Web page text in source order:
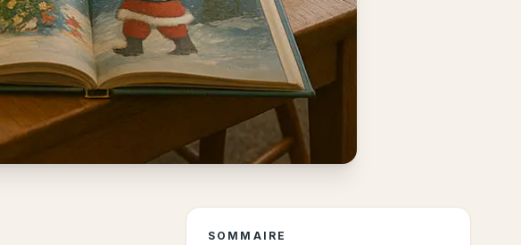
SOMMAIRE